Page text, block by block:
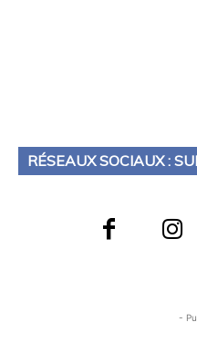
RÉSEAUX SOCIAUX :
-